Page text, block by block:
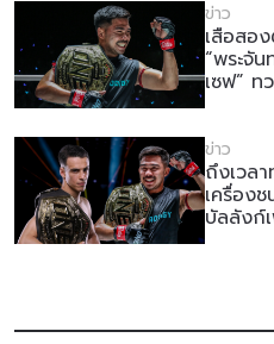
ข่าว
เสือสอ
“พระจั
เซฟ” ท
ข่าว
ถึงเวล
เครื่อง
บัลลังก์